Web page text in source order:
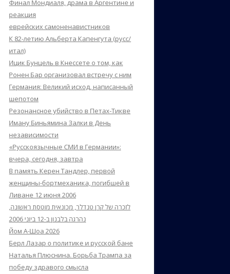
Финал Мондиаля, драма в Аргентине и
реакция
еврейских самоненавистников
К 82-летию Альберта Капенгута (русс/
итал)
Ицик Бунцель в Кнессете о том, как
Ронен Бар организовал встречу с ним
Германия: Великий исход, написанный
шепотом
Резонансное убийство в Петах-Тикве
Иману Биньямина Залки в День
независимости
«Русскоязычные СМИ в Германии»:
вчера, сегодня, завтра
В память Керен Тандлер, первой
женщины-бортмеханика, погибшей в
Ливане 12 июня 2006
לזכרה של קרן טנדלר, מכונאית מוטסת ראשונה,
נהרגה בלבנון ב-12 ביוני 2006
Йом А-Шоа 2026
Берл Лазар о политике и русской бане
Наталья Плюснина. Борьба Трампа за
победу здравого смысла